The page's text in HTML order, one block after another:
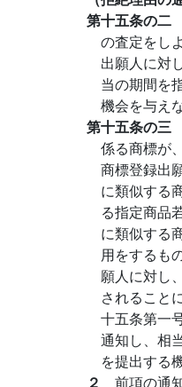
第十五条の二
の査定をし
出願人に対
当の期間を
機会を与え
第十五条の三
係る商標が
商標登録出
に類似する
る指定商品
に類似する
用をするも
願人に対し
されること
十五条第一
通知し、相
を提出する
２ 前項の通